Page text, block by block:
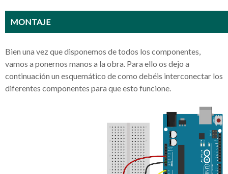
MONTAJE
Bien una vez que disponemos de todos los componentes,
vamos a ponernos manos a la obra. Para ello os dejo a
continuación un esquemático de como debéis interconectar los
diferentes componentes para que esto funcione.